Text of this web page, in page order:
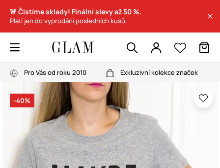
🚨 Čistíme sklady! Finální slevy až 50 %.
Platí jen do vyprodání posledních kusů.
Pro Vás od roku 2010 Exkluzivní kolekce značek
-40%